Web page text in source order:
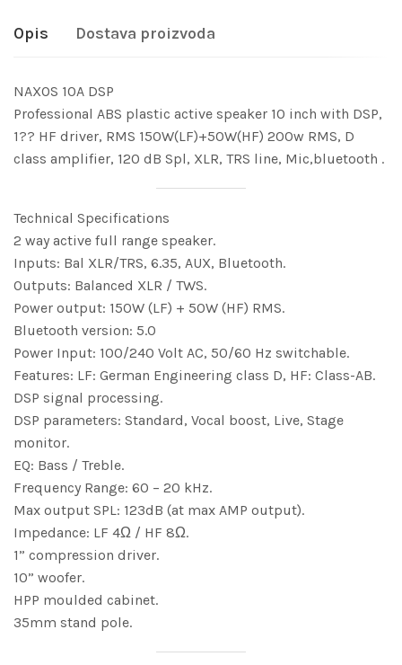
Opis Dostava proizvoda
NAXOS 10A DSP
Professional ABS plastic active speaker 10 inch with DSP,
1?? HF driver, RMS 150W(LF)+50W(HF) 200w RMS, D
class amplifier, 120 dB Spl, XLR, TRS line, Mic,bluetooth .
Technical Specifications
2 way active full range speaker.
Inputs: Bal XLR/TRS, 6.35, AUX, Bluetooth.
Outputs: Balanced XLR / TWS.
Power output: 150W (LF) + 50W (HF) RMS.
Bluetooth version: 5.0
Power Input: 100/240 Volt AC, 50/60 Hz switchable.
Features: LF: German Engineering class D, HF: Class-AB.
DSP signal processing.
DSP parameters: Standard, Vocal boost, Live, Stage
monitor.
EQ: Bass / Treble.
Frequency Range: 60 – 20 kHz.
Max output SPL: 123dB (at max AMP output).
Impedance: LF 4Ω / HF 8Ω.
1” compression driver.
10” woofer.
HPP moulded cabinet.
35mm stand pole.